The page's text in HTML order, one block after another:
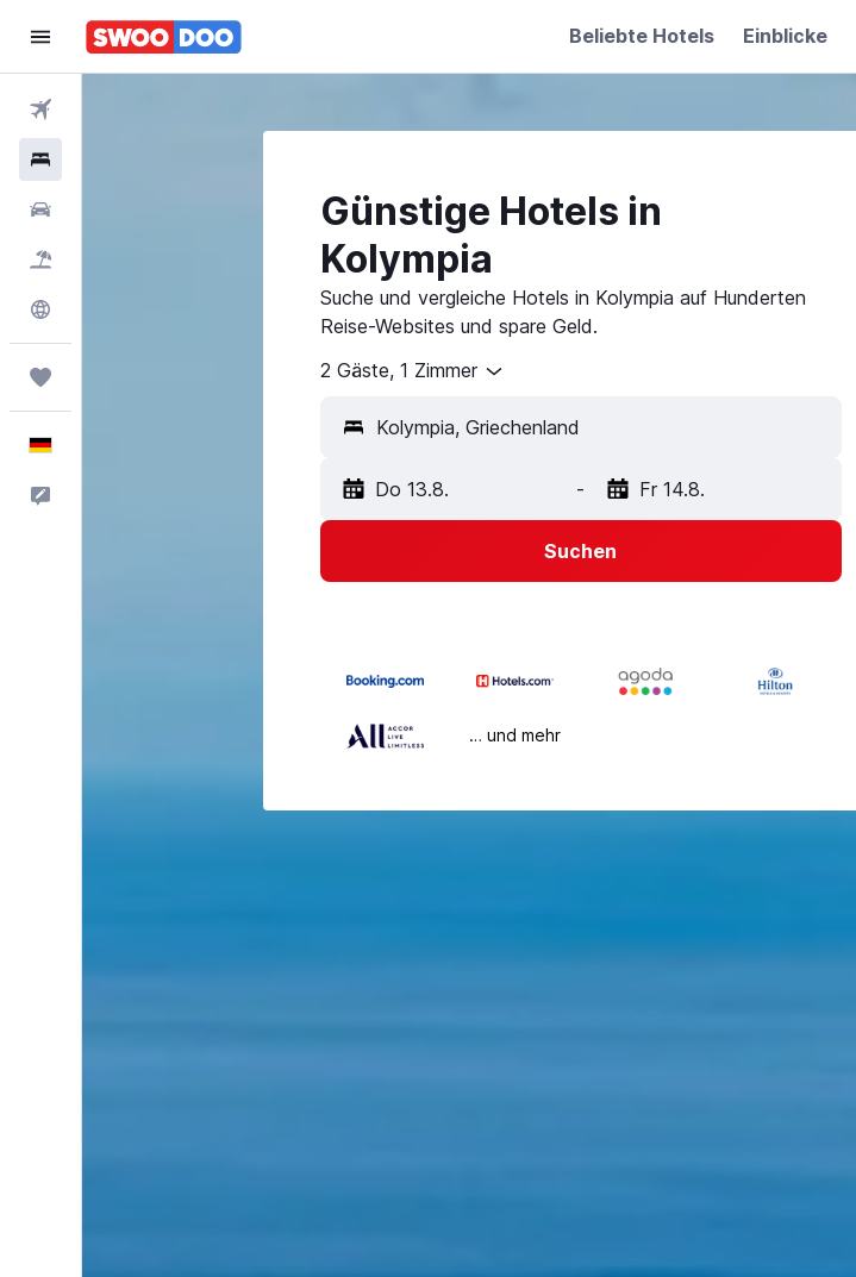
Beliebte Hotels Einblicke
Günstige Hotels in
Kolympia
Suche und vergleiche Hotels in Kolympia auf Hunderten
Reise-Websites und spare Geld.
2 Gäste, 1 Zimmer
Kolympia, Griechenland
Do 13.8. - Fr 14.8.
Suchen
… und mehr